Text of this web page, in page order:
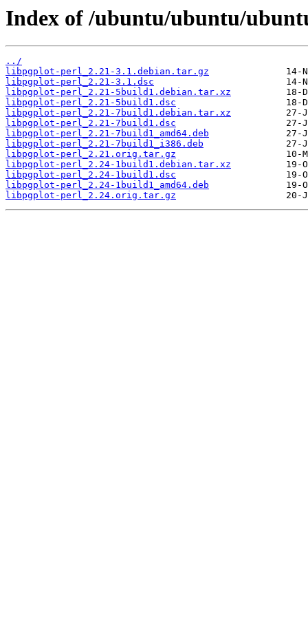
Index of /ubuntu/ubuntu/
../
libpgplot-perl_2.21-3.1.debian.tar.gz
libpgplot-perl_2.21-3.1.dsc
libpgplot-perl_2.21-5build1.debian.tar.xz
libpgplot-perl_2.21-5build1.dsc
libpgplot-perl_2.21-7build1.debian.tar.xz
libpgplot-perl_2.21-7build1.dsc
libpgplot-perl_2.21-7build1_amd64.deb
libpgplot-perl_2.21-7build1_i386.deb
libpgplot-perl_2.21.orig.tar.gz
libpgplot-perl_2.24-1build1.debian.tar.xz
libpgplot-perl_2.24-1build1.dsc
libpgplot-perl_2.24-1build1_amd64.deb
libpgplot-perl_2.24.orig.tar.gz